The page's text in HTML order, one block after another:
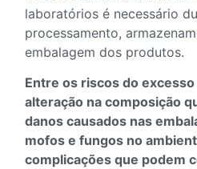
laboratórios é necessário
processamento,
embalagem dos produtos.
Entre os riscos do
alteração na composição
danos causados nas
mofos e fungos no
complicações que podem